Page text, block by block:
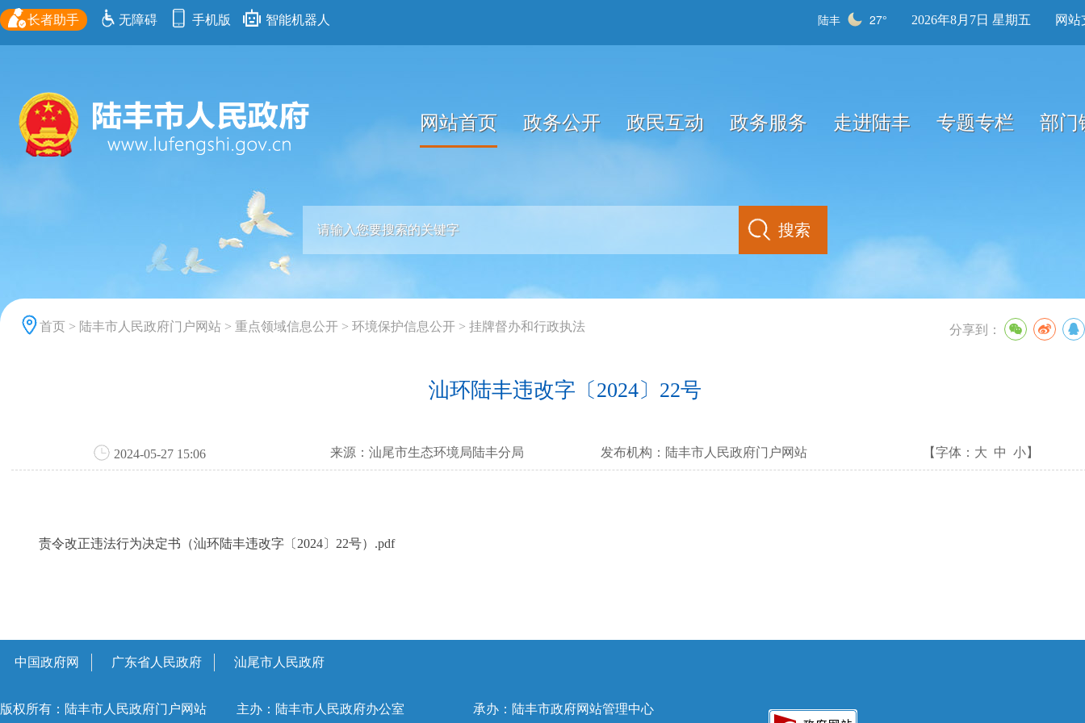
长者助手 无障碍 手机版 智能机器人 陆丰 27° 2026年8月7日 星期五 网站
网站首页 政务公开 政民互动 政务服务 走进陆丰 专题专栏 部门
首页 > 陆丰市人民政府门户网站 > 重点领域信息公开 > 环境保护信息公开 > 挂牌督办和行政执法 分享到：
汕环陆丰违改字〔2024〕22号
2024-05-27 15:06 来源： 汕尾市生态环境局陆丰分局 发布机构： 陆丰市人民政府门户网站 【字体： 大 中 小】
责令改正违法行为决定书（汕环陆丰违改字〔2024〕22号）.pdf
中国政府网 广东省人民政府 汕尾市人民政府
版权所有：陆丰市人民政府门户网站 主办：陆丰市人民政府办公室 承办：陆丰市政府网站管理中心